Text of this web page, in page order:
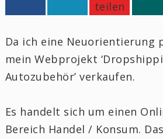
Da ich eine Neuorientierung
mein Webprojekt
Autozubehör’ verkaufen.
Es handelt sich um einen
Bereich Handel / Konsum.